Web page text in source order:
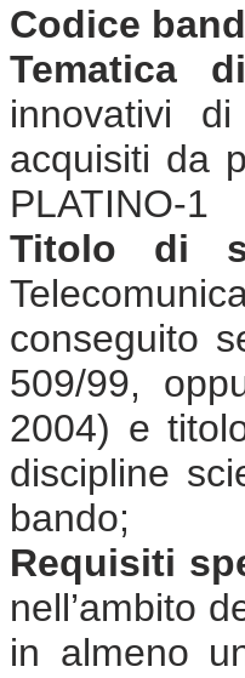
Codice
Tematica
innovativi
acquisiti da
PLATINO-1
Titolo di
conseguito
509/99,
2004) e
discipline
bando;
Requisiti
nell’ambito
in almeno